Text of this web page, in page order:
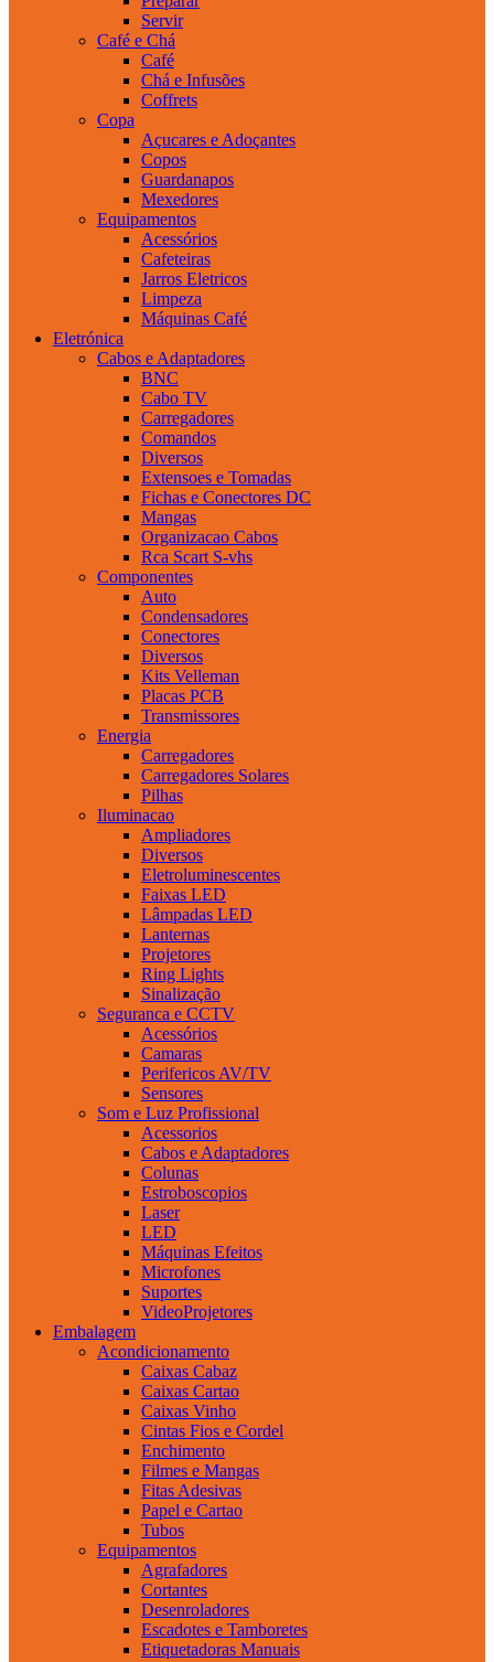
Servir
Café e Chá
Café
Chá e Infusões
Coffrets
Copa
Açucares e Adoçantes
Copos
Guardanapos
Mexedores
Equipamentos
Acessórios
Cafeteiras
Jarros Eletricos
Limpeza
Máquinas Café
Eletrónica
Cabos e Adaptadores
BNC
Cabo TV
Carregadores
Comandos
Diversos
Extensoes e Tomadas
Fichas e Conectores DC
Mangas
Organizacao Cabos
Rca Scart S-vhs
Componentes
Auto
Condensadores
Conectores
Diversos
Kits Velleman
Placas PCB
Transmissores
Energia
Carregadores
Carregadores Solares
Pilhas
Iluminacao
Ampliadores
Diversos
Eletroluminescentes
Faixas LED
Lâmpadas LED
Lanternas
Projetores
Ring Lights
Sinalização
Seguranca e CCTV
Acessórios
Camaras
Perifericos AV/TV
Sensores
Som e Luz Profissional
Acessorios
Cabos e Adaptadores
Colunas
Estroboscopios
Laser
LED
Máquinas Efeitos
Microfones
Suportes
VideoProjetores
Embalagem
Acondicionamento
Caixas Cabaz
Caixas Cartao
Caixas Vinho
Cintas Fios e Cordel
Enchimento
Filmes e Mangas
Fitas Adesivas
Papel e Cartao
Tubos
Equipamentos
Agrafadores
Cortantes
Desenroladores
Escadotes e Tamboretes
Etiquetadoras Manuais